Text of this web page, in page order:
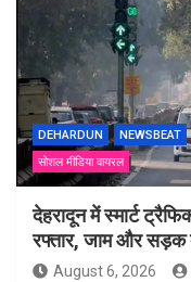
DEHARDUN NEWSBEAT
सोशल मीडिया वायरल
देहरादून में स्मार्ट
रफ्तार, जाम और सड़क
August 6, 2026